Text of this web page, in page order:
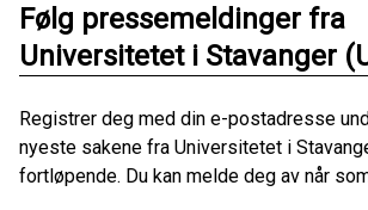
Følg pressemeldinger fra
Universitetet i Stavanger
Registrer deg med din e-postadresse
nyeste sakene fra Universitetet i
fortløpende. Du kan melde deg av når